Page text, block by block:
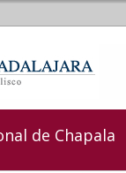
de Chapala